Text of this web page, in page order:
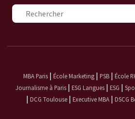
MBA Paris| École Marketing| PSB| École
Journalisme à Paris | ESG Langues | ESG |
| DCG Toulouse | Executive MBA | DSCG